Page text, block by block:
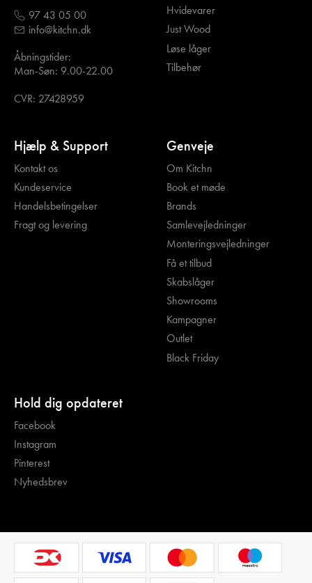
97 43 05 00
info@kitchn.dk
Åbningstider:
Man-Søn: 9.00-22.00
CVR: 27428959
Hvidevarer
Just Wood
Løse låger
Tilbehør
Hjælp & Support
Kontakt os
Kundeservice
Handelsbetingelser
Fragt og levering
Genveje
Om Kitchn
Book et møde
Brands
Samlevejledninger
Monteringsvejledninger
Få et tilbud
Skabslåger
Showrooms
Kampagner
Outlet
Black Friday
Hold dig opdateret
Facebook
Instagram
Pinterest
Nyhedsbrev